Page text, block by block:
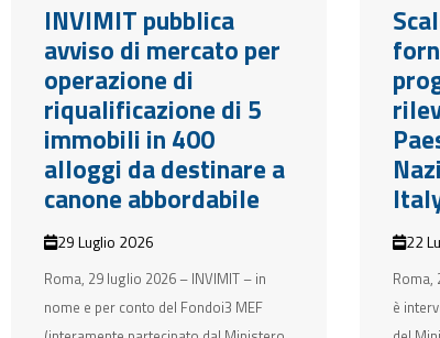
INVIMIT pubblica
avviso di mercato per
operazione di
riqualificazione di 5
immobili in 400
alloggi da destinare a
canone abbordabile
29 Luglio 2026
Roma, 29 luglio 2026 – INVIMIT – in
nome e per conto del Fondoi3 MEF
22
Roma,
è